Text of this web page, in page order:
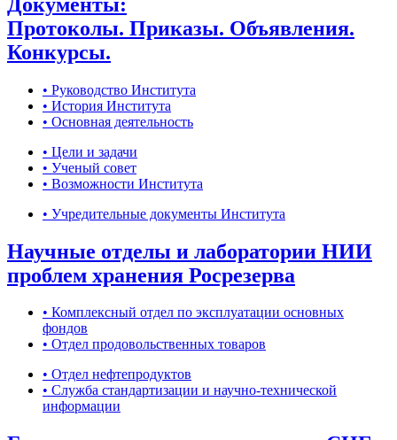
Протоколы. Приказы. Объявления.
Конкурсы.
• Руководство Института
• История Института
• Основная деятельность
• Цели и задачи
• Ученый совет
• Возможности Института
• Учредительные документы Института
Научные отделы и лаборатории НИИ
проблем хранения Росрезерва
• Комплексный отдел по эксплуатации основных
фондов
• Отдел продовольственных товаров
• Отдел нефтепродуктов
• Служба стандартизации и научно-технической
информации